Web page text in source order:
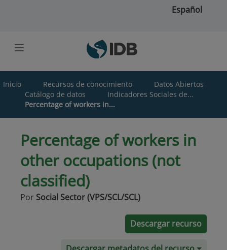
Español
Inicio Recursos de conocimiento
Datos Abiertos
Catálogo de datos
Indicadores Sociales de...
Percentage of workers in...
Percentage of workers in
other occupations (not
classified)
Por Social Sector (VPS/SCL/SCL)
Descargar recurso